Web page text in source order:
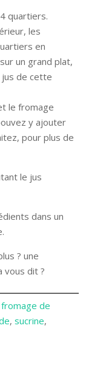
quartiers.
les
en
un grand plat,
de cette
le fromage
y ajouter
pour plus de
le jus
dans un
? une
vous dit ?
fromage de
, sucrine